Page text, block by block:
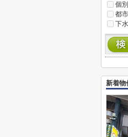
個
都
下
新着物